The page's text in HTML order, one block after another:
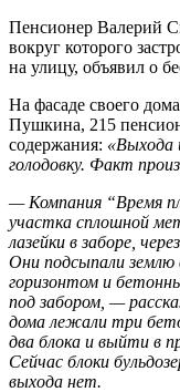
Пенсионер Валерий
вокруг которого
на улицу, объявил о
На фасаде своего
Пушкина, 215
содержания: «Выхода
голодовку. Факт
— Компания “Время
участка сплошной
лазейки в заборе,
Они подсыпали
горизонтом и
под забором, —
дома лежали три
два блока и выйти в
Сейчас блоки
выхода нет.